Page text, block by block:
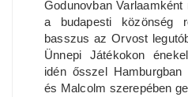
Godunovban
a budapesti közönség
basszus az Orvost
Ünnepi Játékokon
idén ősszel
és Malcolm szerepében